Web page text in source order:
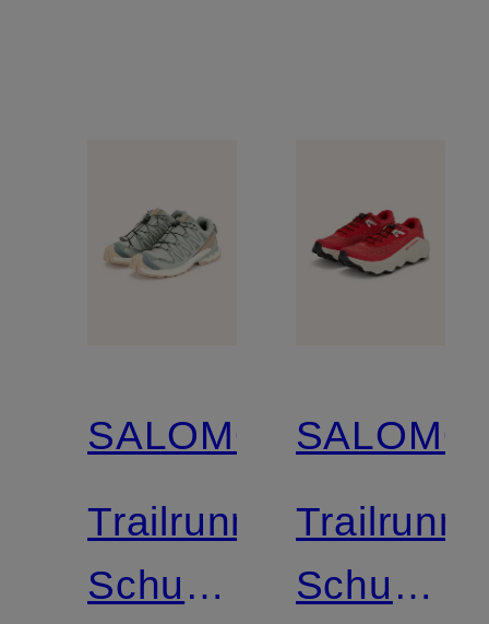
SALOMON
Trailrunning-
Schuhe
Schuhe